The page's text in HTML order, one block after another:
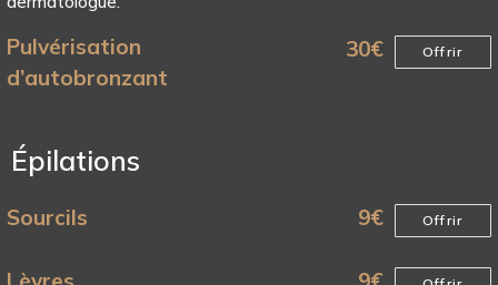
Pulvérisation
d’autobronzant
30€ Offrir
Épilations
Sourcils 9€ Offrir